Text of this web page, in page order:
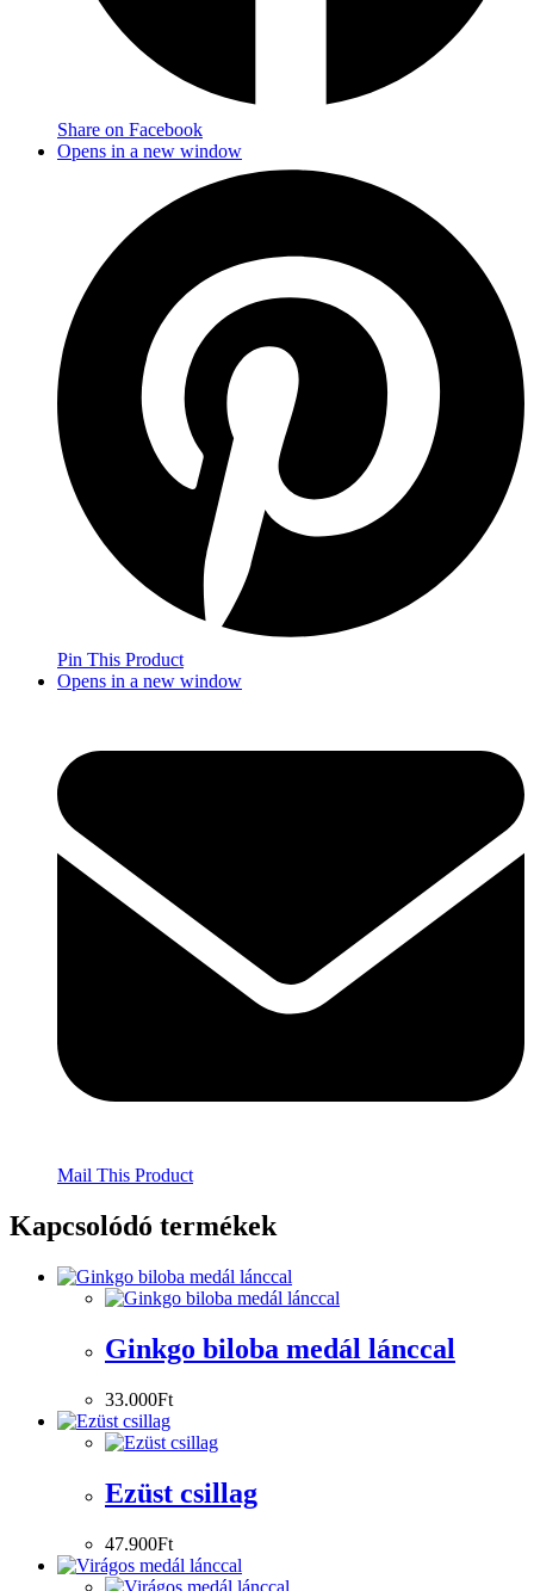
Share on Facebook
Opens in a new window
Pin This Product
Opens in a new window
Mail This Product
Kapcsolódó termékek
Ginkgo biloba medál lánccal
33.000Ft
Ezüst csillag
47.900Ft